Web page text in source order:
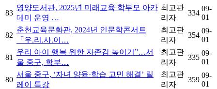
83
영양도서관, 2025년 미래교육 학부모 아카
데미 운영 …
최고관
리자
334
09-
01
82
춘천교육문화관, 2024년 인문학콘서트
「우.리.사.이…
최고관
리자
354
09-
01
81
우리 아이 행복 위한 자존감 높이기”…서
울 중구, 학부…
최고관
리자
335
09-
01
80
서울 중구, ‘자녀 양육·학습 고민 해결’ 릴
레이 특강
최고관
리자
359
09-
01